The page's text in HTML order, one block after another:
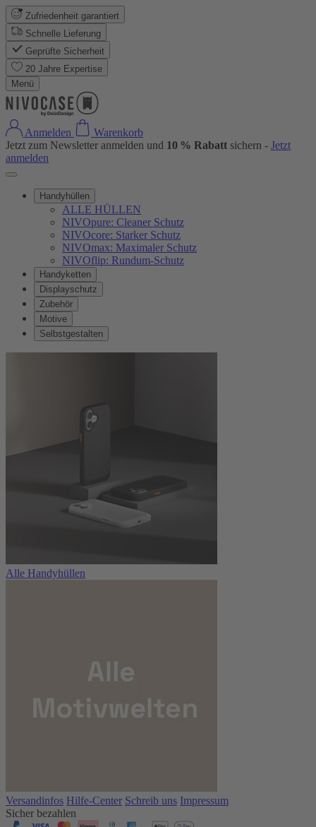
Zufriedenheit garantiert
Schnelle Lieferung
Geprüfte Sicherheit
20 Jahre Expertise
Menü
Anmelden
Warenkorb
Jetzt zum Newsletter anmelden und 10 % Rabatt sichern - Jetzt
anmelden
Handyhüllen
ALLE HÜLLEN
NIVOpure: Cleaner Schutz
NIVOcore: Starker Schutz
NIVOmax: Maximaler Schutz
NIVOflip: Rundum-Schutz
Handyketten
Displayschutz
Zubehör
Motive
Selbstgestalten
Alle Handyhüllen
Versandinfos Hilfe-Center Schreib uns Impressum
Sicher bezahlen